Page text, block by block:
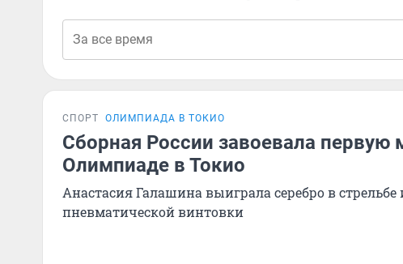
СПОРТ ОЛИМПИАДА В ТОКИО
Сборная России завоевала первую
Олимпиаде в Токио
Анастасия Галашина выиграла серебро в стрельбе
пневматической винтовки